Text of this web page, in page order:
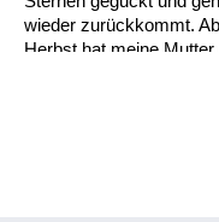
wieder zurückkommt.
Herbst hat meine
Geschichten nichts